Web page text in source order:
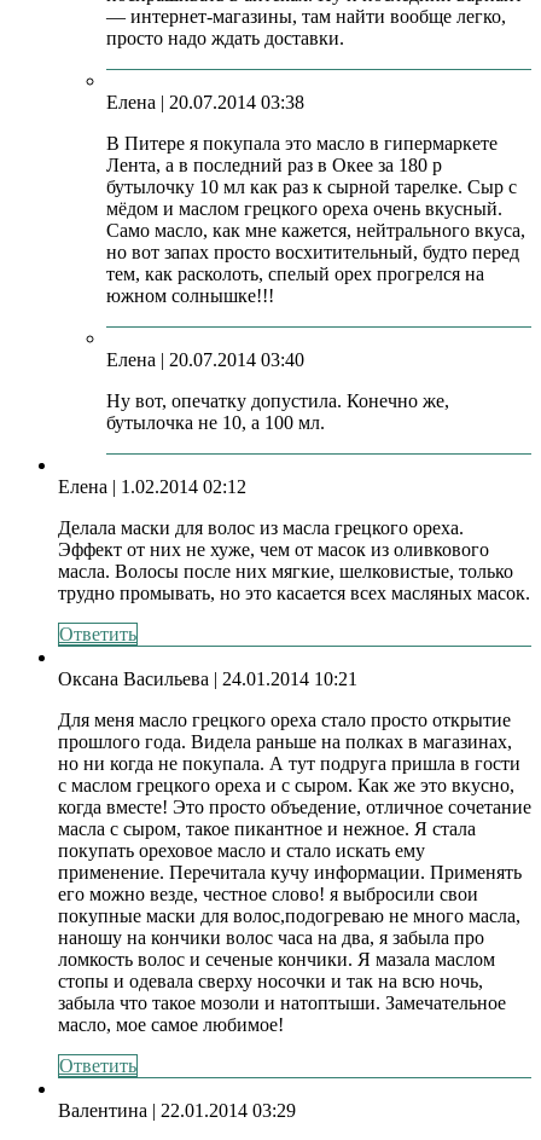
— интернет-магазины, там найти вообще легко,
просто надо ждать доставки.
Елена | 20.07.2014 03:38
В Питере я покупала это масло в гипермаркете
Лента, а в последний раз в Окее за 180 р
бутылочку 10 мл как раз к сырной тарелке. Сыр с
мёдом и маслом грецкого ореха очень вкусный.
Само масло, как мне кажется, нейтрального вкуса,
но вот запах просто восхитительный, будто перед
тем, как расколоть, спелый орех прогрелся на
южном солнышке!!!
Елена | 20.07.2014 03:40
Ну вот, опечатку допустила. Конечно же,
бутылочка не 10, а 100 мл.
Елена | 1.02.2014 02:12
Делала маски для волос из масла грецкого ореха.
Эффект от них не хуже, чем от масок из оливкового
масла. Волосы после них мягкие, шелковистые, только
трудно промывать, но это касается всех масляных масок.
Ответить
Оксана Васильева | 24.01.2014 10:21
Для меня масло грецкого ореха стало просто открытие
прошлого года. Видела раньше на полках в магазинах,
но ни когда не покупала. А тут подруга пришла в гости
с маслом грецкого ореха и с сыром. Как же это вкусно,
когда вместе! Это просто объедение, отличное сочетание
масла с сыром, такое пикантное и нежное. Я стала
покупать ореховое масло и стало искать ему
применение. Перечитала кучу информации. Применять
его можно везде, честное слово! я выбросили свои
покупные маски для волос,подогреваю не много масла,
наношу на кончики волос часа на два, я забыла про
ломкость волос и сеченые кончики. Я мазала маслом
стопы и одевала сверху носочки и так на всю ночь,
забыла что такое мозоли и натоптыши. Замечательное
масло, мое самое любимое!
Ответить
Валентина | 22.01.2014 03:29